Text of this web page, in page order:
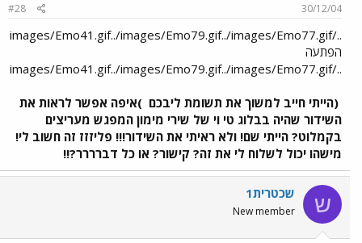
30/12/04
#28
../images/Emo41.gif../images/Emo79.gif../images/Emo77.gif
הפתעה
../images/Emo41.gif../images/Emo79.gif../images/Emo77.gif
(הייתי חייב למשוך את תשומת ליבכם )איפה אפשר לראות את
השידור שהיה בבלוג טי וי של שירי מימון המפגש מעריצים
בקמלוט? הייתי שם! ולא ראיתי את השידור!!! פליזזז זה חשוב לי!
מישהו יכול לשלוח לי את זה? קישור? או כל דברררר?!!
ש שכטרית1
New member